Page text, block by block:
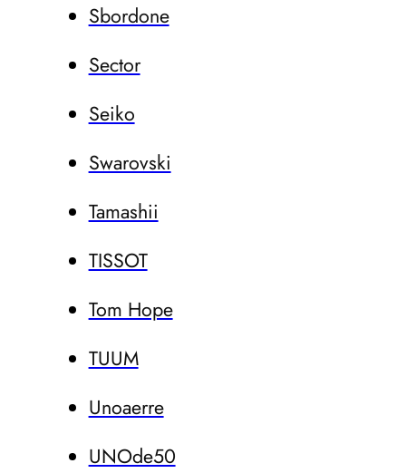
Sbordone
Sector
Seiko
Swarovski
Tamashii
TISSOT
Tom Hope
TUUM
Unoaerre
UNOde50